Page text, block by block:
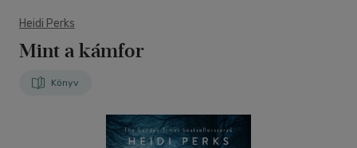
Heidi Perks
Mint a kámfor
Könyv